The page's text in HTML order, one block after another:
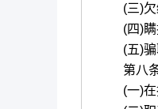
(三)欠
(四)瞒
(五)骗取
第八条
(一)在抢